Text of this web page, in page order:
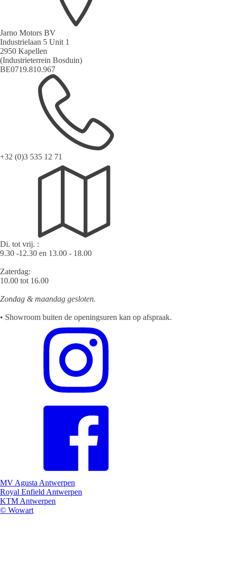
Jarno Motors BV
Industrielaan 5 Unit 1
2950 Kapellen
(Industrieterrein Bosduin)
BE0719.810.967
+32 (0)3 535 12 71
Di. tot vrij. :
9.30 -12.30 en 13.00 - 18.00
Zaterdag:
10.00 tot 16.00
Zondag & maandag gesloten.
• Showroom buiten de openingsuren kan op afspraak.
MV Agusta Antwerpen
Royal Enfield Antwerpen
KTM Antwerpen
© Wowart